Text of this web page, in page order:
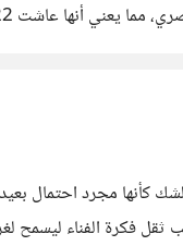
الشك كأنها مجرد
فكرة الفناء ليسمح